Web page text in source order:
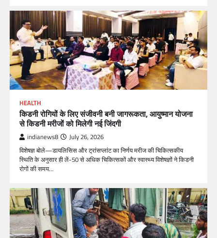
HEALTH
किडनी रोगियों के लिए संजीवनी बनी जागरूकता, आयुष्मान योजना
से किडनी मरीजों को मिलेगी नई जिंदगी
indianews8 July 26, 2026
विशेषज्ञ बोले—डायलिसिस और ट्रांसप्लांट का निर्णय मरीज की चिकित्सकीय
स्थिति के अनुसार ही लें-50 से अधिक चिकित्सकों और स्वास्थ्य विशेषज्ञों ने किडनी
रोगों की समय…